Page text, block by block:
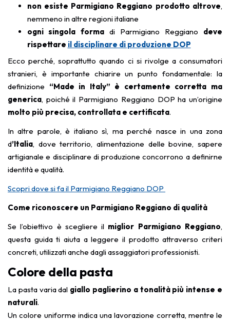
non esiste Parmigiano Reggiano prodotto altrove,
nemmeno in altre regioni italiane
ogni singola formadi Parmigiano Reggiano deve
rispettare il disciplinare di produzione DOP
Ecco perché, soprattutto quando ci si rivolge a consumatori
stranieri, è importante chiarire un punto fondamentale: la
definizione “Made in Italy” è certamente corretta ma
generica, poiché il Parmigiano Reggiano DOP ha un’origine
molto più precisa, controllata e certificata.
In altre parole, è italiano sì, ma perché nasce in una zona
d’Italia, dove territorio, alimentazione delle bovine, sapere
artigianale e disciplinare di produzione concorrono a definirne
identità e qualità.
Scopri dove si fa il Parmigiano Reggiano DOP
Come riconoscere un Parmigiano Reggiano di qualità
Se l’obiettivo è scegliere il miglior Parmigiano Reggiano,
questa guida ti aiuta a leggere il prodotto attraverso criteri
concreti, utilizzati anche dagli assaggiatori professionisti.
Colore della pasta
La pasta varia dal giallo paglierino a tonalità più intense e
naturali.
Un colore uniforme indica una lavorazione corretta, mentre le